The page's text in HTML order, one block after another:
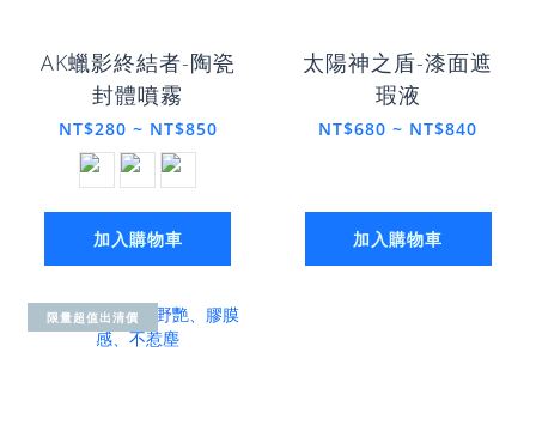
AK蠟影終結者-陶瓷
封體噴霧
NT$280 ~ NT$850
加入購物車
太陽神之盾-漆面遮
瑕液
NT$680 ~ NT$840
加入購物車
限量超值出清價